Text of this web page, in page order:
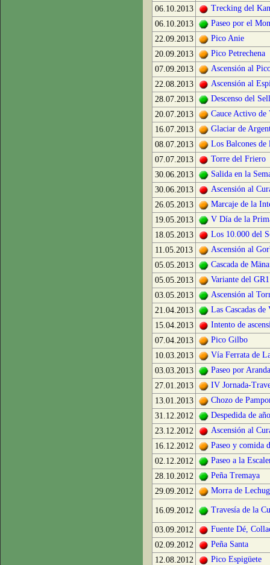
06.10.2013
Trecking del
06.10.2013
Paseo por el
22.09.2013
Pico Anie
20.09.2013
Pico Petrechena
07.09.2013
Ascensión al
22.08.2013
Ascensión al
28.07.2013
Descenso del
20.07.2013
Cauce Activo de
16.07.2013
Glaciar de
08.07.2013
Los Balcones de
07.07.2013
Torre del Friero
30.06.2013
Salida en la
30.06.2013
Ascensión al
26.05.2013
Marcaje de la
19.05.2013
V Día de la
18.05.2013
Los 10.000 del
11.05.2013
Ascensión al
05.05.2013
Cascada de
05.05.2013
Variante del GR1
03.05.2013
Ascensión al
21.04.2013
Las Cascadas de
15.04.2013
Intento de
07.04.2013
Pico Gilbo
10.03.2013
Vía Ferrata de
03.03.2013
Paseo por
27.01.2013
IV Jornada-
13.01.2013
Chozo de
31.12.2012
Despedida de
23.12.2012
Ascensión al
16.12.2012
Paseo y comida
02.12.2012
Paseo a la
28.10.2012
Peña Tremaya
29.09.2012
Morra de
16.09.2012 Travesía de la
03.09.2012
Fuente Dé,
02.09.2012
Peña Santa
12.08.2012
Pico Espigüete